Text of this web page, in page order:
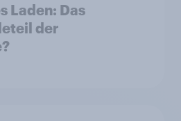
Laden: Das
der